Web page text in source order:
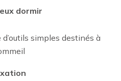
dormir
simples destinés à